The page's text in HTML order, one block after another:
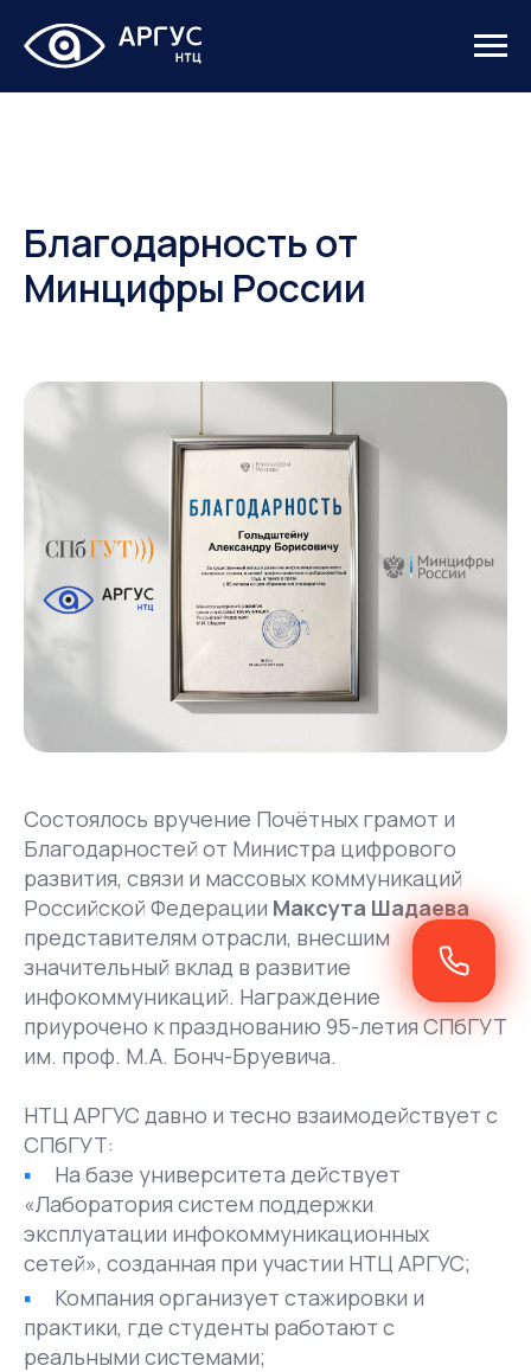
Благодарность от
Минцифры России
Состоялось вручение Почётных грамот и
Благодарностей от Министра цифрового
развития, связи и массовых коммуникаций
Российской Федерации Максута Шадаева
представителям отрасли, внесшим
значительный вклад в развитие
инфокоммуникаций. Награждение
приурочено к празднованию 95-летия СПбГУТ
им. проф. М.А. Бонч-Бруевича.
НТЦ АРГУС давно и тесно взаимодействует с
СПбГУТ:
На базе университета действует
«Лаборатория систем поддержки
эксплуатации инфокоммуникационных
сетей», созданная при участии НТЦ АРГУС;
Компания организует стажировки и
практики, где студенты работают с
реальными системами;